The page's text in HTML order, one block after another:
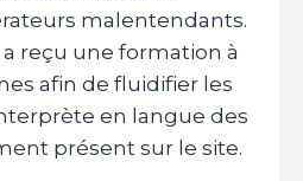
malentendants.
reçu une formation à
afin de fluidifier les
en langue des
présent sur le site.